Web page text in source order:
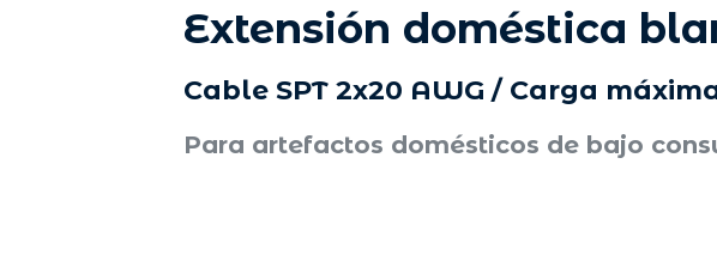
Extensión doméstica
Cable SPT 2x20 AWG / Carga
Para artefactos domésticos de bajo